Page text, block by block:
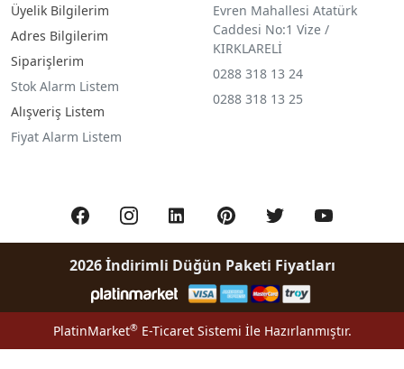
Üyelik Bilgilerim
Adres Bilgilerim
Siparişlerim
Stok Alarm Listem
Alışveriş Listem
Fiyat Alarm Listem
Evren Mahallesi Atatürk
Caddesi No:1 Vize /
KIRKLARELİ
0288 318 13 24
0288 318 13 25
2026 İndirimli Düğün Paketi Fiyatları
PlatinMarket®E-Ticaret Sistemi İle Hazırlanmıştır.